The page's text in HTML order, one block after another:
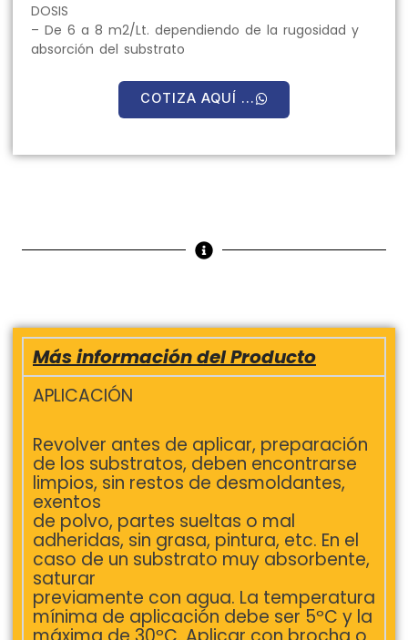
DOSIS
– De 6 a 8 m2/Lt. dependiendo de la rugosidad y
absorción del substrato
COTIZA AQUÍ ...
Más información del Producto
APLICACIÓN
Revolver antes de aplicar, preparación
de los substratos, deben encontrarse
limpios, sin restos de desmoldantes,
exentos
de polvo, partes sueltas o mal
adheridas, sin grasa, pintura, etc. En el
caso de un substrato muy absorbente,
saturar
previamente con agua. La temperatura
mínima de aplicación debe ser 5ºC y la